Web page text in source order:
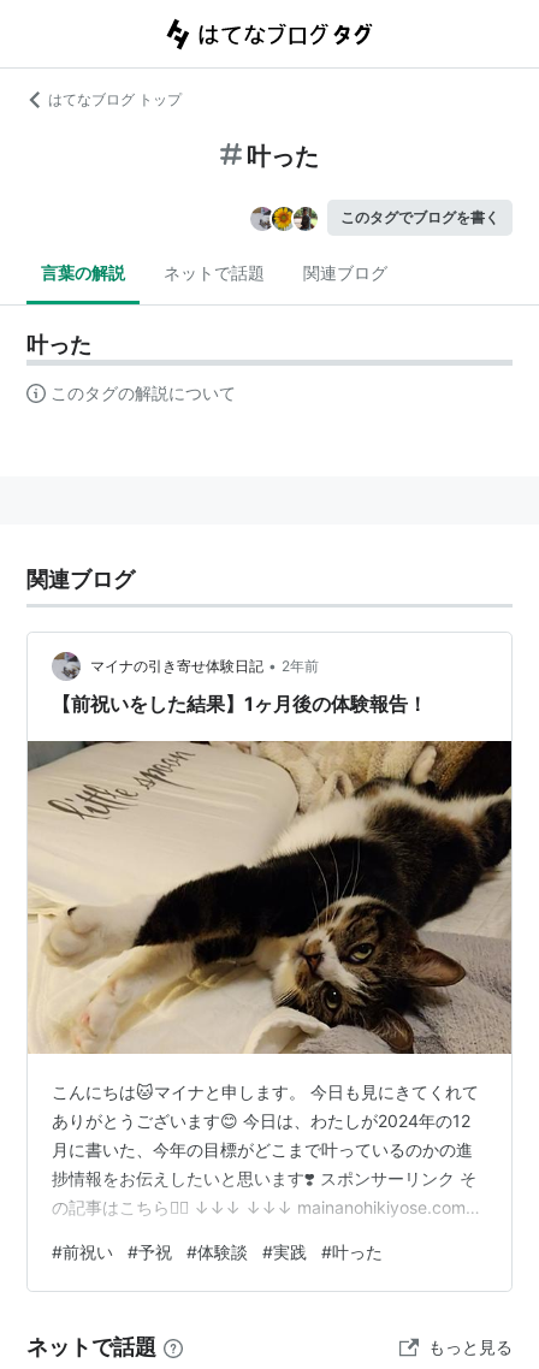
はてなブログ トップ
叶った
このタグでブログを書く
言葉の解説 ネットで話題 関連ブログ
叶った
このタグの解説について
関連ブログ
マイナの引き寄せ体験日記 • 2年前
【前祝いをした結果】1ヶ月後の体験報告！
こんにちは🐱マイナと申します。 今日も見にきてくれて
ありがとうございます😊 今日は、わたしが2024年の12
月に書いた、今年の目標がどこまで叶っているのかの進
捗情報をお伝えしたいと思います❣️ スポンサーリンク そ
の記事はこちら💁‍♀️ ↓↓↓ ↓↓↓ mainanohikiyose.com
則ってご存知ですか？ ご存知ない方はこちらをぜひ💁
↓↓↓ ↓↓↓ mainanohikiyose.com この目標は、もうす
ちを妄想しながら日々を過ごすんです。 ちなみにわたし
#前祝い #予祝 #体験談 #実践 #叶った
ネットで話題 もっと見る